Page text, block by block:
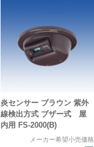
炎センサー ブラウン 紫外
線検出方式 ブザー式 屋
内用 FS-2000(B)
メーカー希望小売価格